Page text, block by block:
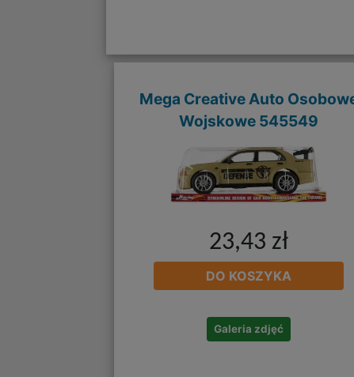
Mega Creative Auto
Wojskowe 545549
23,43 zł
DO KOSZYKA
Galeria zdjęć